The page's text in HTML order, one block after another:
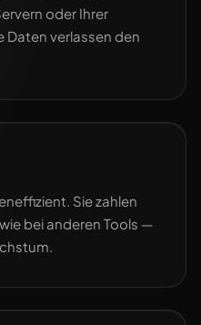
oder Ihrer
Daten verlassen den
Sie zahlen
bei anderen Tools —